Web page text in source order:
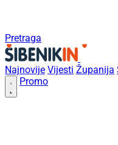
Pretraga
Najnovije Vijesti Županija
Promo